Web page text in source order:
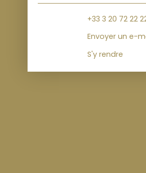
+33 3 20 72 22
Envoyer un e-
S'y rendre